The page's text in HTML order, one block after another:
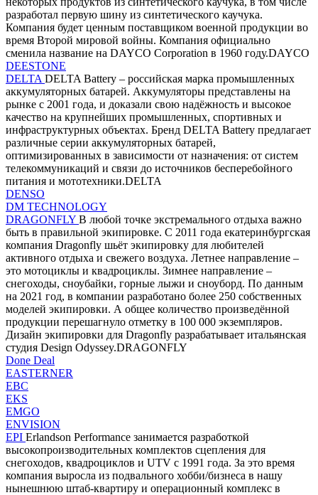
разработал первую шину из синтетического каучука.
Компания будет ценным поставщиком военной продукции во
время Второй мировой войны. Компания официально
сменила название на DAYCO Corporation в 1960 году.DAYCO
DEESTONE
DELTA DELTA Battery – российская марка промышленных
аккумуляторных батарей. Аккумуляторы представлены на
рынке с 2001 года, и доказали свою надёжность и высокое
качество на крупнейших промышленных, спортивных и
инфраструктурных объектах. Бренд DELTA Battery предлагает
различные серии аккумуляторных батарей,
оптимизированных в зависимости от назначения: от систем
телекоммуникаций и связи до источников бесперебойного
питания и мототехники.DELTA
DENSO
DM TECHNOLOGY
DRAGONFLY В любой точке экстремального отдыха важно
быть в правильной экипировке. С 2011 года екатеринбургская
компания Dragonfly шьёт экипировку для любителей
активного отдыха и свежего воздуха. Летнее направление –
это мотоциклы и квадроциклы. Зимнее направление –
снегоходы, сноубайки, горные лыжи и сноуборд. По данным
на 2021 год, в компании разработано более 250 собственных
моделей экипировки. А общее количество произведённой
продукции перешагнуло отметку в 100 000 экземпляров.
Дизайн экипировки для Dragonfly разрабатывает итальянская
студия Design Odyssey.DRAGONFLY
Done Deal
EASTERNER
EBC
EKS
EMGO
ENVISION
EPI Erlandson Performance занимается разработкой
высокопроизводительных комплектов сцепления для
снегоходов, квадроциклов и UTV с 1991 года. За это время
компания выросла из подвального хобби/бизнеса в нашу
нынешнюю штаб-квартиру и операционный комплекс в